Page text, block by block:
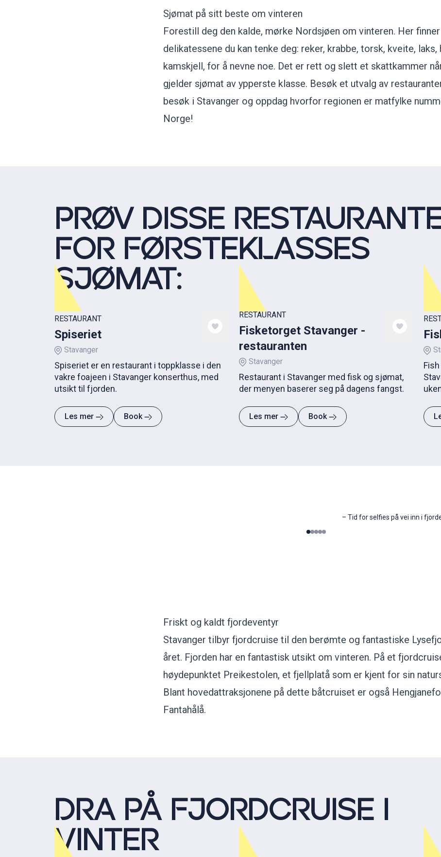
Sjømat på sitt beste om vinteren
Forestill deg den kalde, mørke Nordsjøen om vinteren. Her
delikatessene du kan tenke deg: reker, krabbe, torsk, kveite, laks,
kamskjell, for å nevne noe. Det er rett og slett et skattkammer
gjelder sjømat av ypperste klasse. Besøk et utvalg av
besøk i Stavanger og oppdag hvorfor regionen er matfylke
Norge!
PRØV DISSE
FOR FØRSTEKLASSES
SJØMAT:
RESTAURANT
Spiseriet
Stavanger
Spiseriet er en restaurant i toppklasse i den
vakre foajeen i Stavanger konserthus, med
utsikt til fjorden.
Les mer Book
RESTAURANT
Fisketorget Stavanger -
restauranten
Stavanger
Restaurant i Stavanger med fisk og sjømat,
der menyen baserer seg på dagens fangst.
Les mer Book
– Tid for selfies på vei inn i
01234
Friskt og kaldt fjordeventyr
Stavanger tilbyr fjordcruise til den berømte og fantastiske
året. Fjorden har en fantastisk utsikt om vinteren. På et
høydepunktet Preikestolen, et fjellplatå som er kjent for sin
Blant hovedattraksjonene på dette båtcruiset er også
Fantahålå.
DRA PÅ FJORDCRUISE I
VINTER